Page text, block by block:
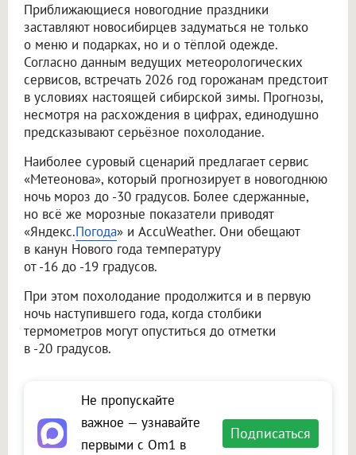
Приближающиеся новогодние праздники
заставляют новосибирцев задуматься не только
о меню и подарках, но и о тёплой одежде.
Согласно данным ведущих метеорологических
сервисов, встречать 2026 год горожанам предстоит
в условиях настоящей сибирской зимы. Прогнозы,
несмотря на расхождения в цифрах, единодушно
предсказывают серьёзное похолодание.
Наиболее суровый сценарий предлагает сервис
«Метеонова», который прогнозирует в новогоднюю
ночь мороз до -30 градусов. Более сдержанные,
но всё же морозные показатели приводят
«Яндекс.Погода» и AccuWeather. Они обещают
в канун Нового года температуру
от -16 до -19 градусов.
При этом похолодание продолжится и в первую
ночь наступившего года, когда столбики
термометров могут опуститься до отметки
в -20 градусов.
Не пропускайте
важное — узнавайте
первыми с Om1 в
Подписаться